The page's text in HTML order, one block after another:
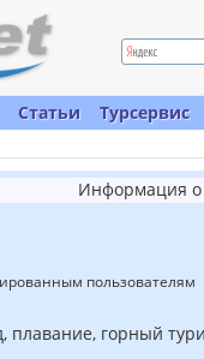
Статьи Турсервис
Информация о
пользователям
плавание, горный